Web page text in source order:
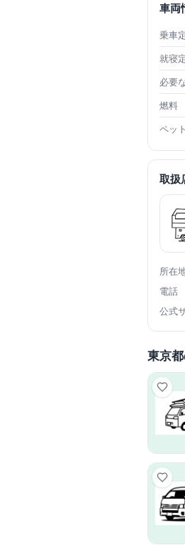
車両
乗車
就寝
必要
燃料
ペット
取扱
所在
電話
公式
東京